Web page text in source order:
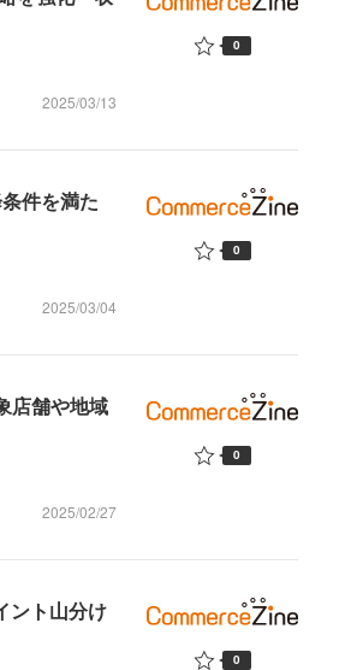
2025/03/13
0
件を満た
2025/03/04
0
店舗や地域
2025/02/27
0
ント山分け
0